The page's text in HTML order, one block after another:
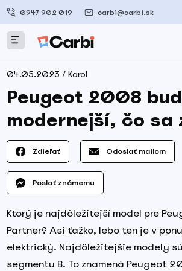
0947 902 019 carbi@carbi.sk
04.05.2023 / Karol
Peugeot 2008
modernejší, čo sa
Zdieľať Odoslať mailom
Poslať známemu
Ktorý je najdôležitejší model pre
Partner? Asi ťažko, lebo ten je v
elektrický. Najdôležitejšie modely
segmentu B. To znamená Peugeot